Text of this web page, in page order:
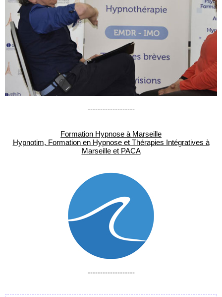
-------------------
Formation Hypnose à Marseille
Hypnotim, Formation en Hypnose et Thérapies Intégratives à
Marseille et PACA
-------------------